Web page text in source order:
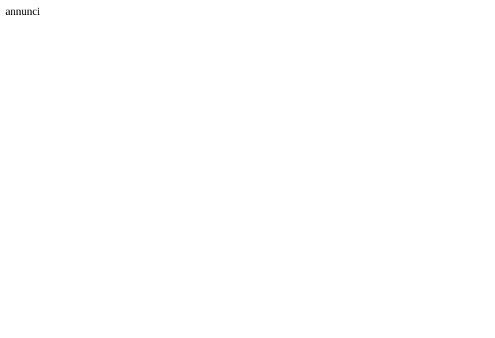
annunci